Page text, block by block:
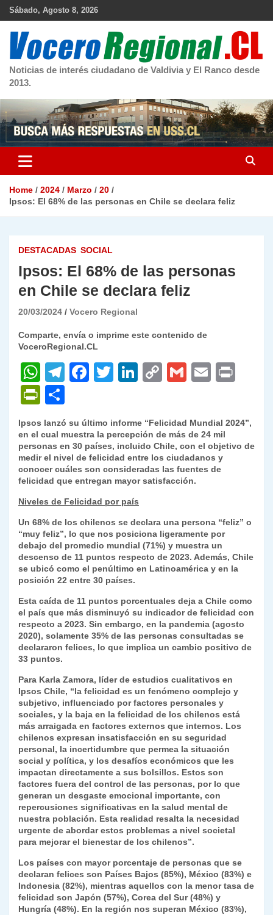
Skip
Sábado, Agosto 8, 2026
Noticias de interés ciudadano de Valdivia y El Ranco desde
2013.
Home 2024 Marzo
20
Ipsos: El 68% de las personas en Chile se declara feliz
DESTACADAS SOCIAL
Ipsos: El 68% de las personas
en Chile se declara feliz
20/03/2024 Vocero Regional
Comparte, envía o imprime este contenido de
VoceroRegional.CL
W
h
at
s
A
p
p
T
gr
a
m
F
e
b
o
o
k
T
er
Li
e
dI
n
C
y
Li
n
k
G
l
E
l
P
ri
nt
Fr
ie
dl
y
o
m
p
ar
tir
Ipsos lanzó su último informe “Felicidad Mundial 2024”,
en el cual muestra la percepción de más de 24 mil
personas en 30 países, incluido Chile, con el objetivo de
medir el nivel de felicidad entre los ciudadanos y
conocer cuáles son consideradas las fuentes de
felicidad que entregan mayor satisfacción.
Niveles de Felicidad por país
Un 68% de los chilenos se declara una persona “feliz” o
“muy feliz”, lo que nos posiciona ligeramente por
debajo del promedio mundial (71%) y muestra un
descenso de 11 puntos respecto de 2023. Además, Chile
se ubicó como el penúltimo en Latinoamérica y en la
posición 22 entre 30 países.
Esta caída de 11 puntos porcentuales deja a Chile como
el país que más disminuyó su indicador de felicidad con
respecto a 2023. Sin embargo, en la pandemia (agosto
2020), solamente 35% de las personas consultadas se
declararon felices, lo que implica un cambio positivo de
33 puntos.
Para Karla Zamora, líder de estudios cualitativos en
Ipsos Chile, “la felicidad es un fenómeno complejo y
subjetivo, influenciado por factores personales y
sociales, y la baja en la felicidad de los chilenos está
más arraigada en factores externos que internos. Los
chilenos expresan insatisfacción en su seguridad
personal, la incertidumbre que permea la situación
social y política, y los desafíos económicos que les
impactan directamente a sus bolsillos. Estos son
factores fuera del control de las personas, por lo que
generan un desgaste emocional importante, con
repercusiones significativas en la salud mental de
nuestra población. Esta realidad resalta la necesidad
urgente de abordar estos problemas a nivel societal
para mejorar el bienestar de los chilenos”.
Los países con mayor porcentaje de personas que se
declaran felices son Países Bajos (85%), México (83%) e
Indonesia (82%), mientras aquellos con la menor tasa de
felicidad son Japón (57%), Corea del Sur (48%) y
Hungría (48%). En la región nos superan México (83%),